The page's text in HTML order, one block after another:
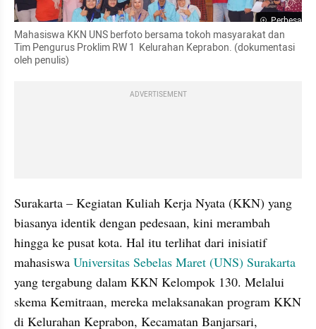
Perbesar
Mahasiswa KKN UNS berfoto bersama tokoh masyarakat dan
Tim Pengurus Proklim RW 1  Kelurahan Keprabon. (dokumentasi
oleh penulis)
ADVERTISEMENT
Surakarta – Kegiatan Kuliah Kerja Nyata (KKN) yang
biasanya identik dengan pedesaan, kini merambah
hingga ke pusat kota. Hal itu terlihat dari inisiatif
mahasiswa Universitas Sebelas Maret (UNS) Surakarta
yang tergabung dalam KKN Kelompok 130. Melalui
skema Kemitraan, mereka melaksanakan program KKN
di Kelurahan Keprabon, Kecamatan Banjarsari,